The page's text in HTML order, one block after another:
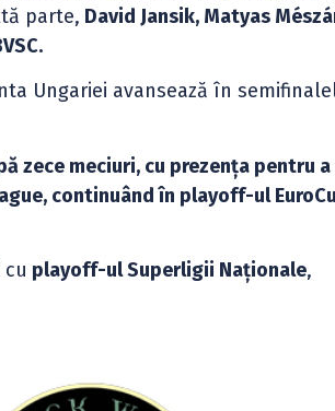
parte, David Jansik, Matyas
Ungariei avansează în
zece meciuri, cu prezența pentru
continuând în playoff-ul
playoff-ul Superligii Naționale,